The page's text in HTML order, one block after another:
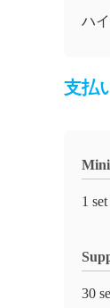
ハ
支払
1 set
30